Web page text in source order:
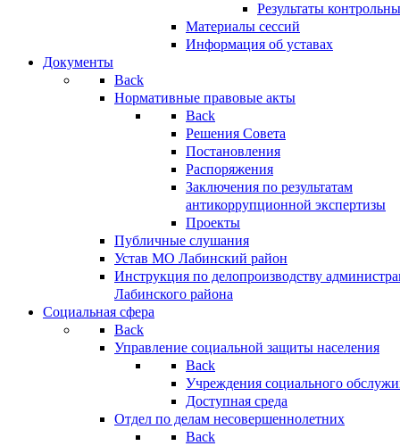
Результаты
Материалы сессий
Информация об уставах
Документы
Back
Нормативные правовые акты
Back
Решения Совета
Постановления
Распоряжения
Заключения по результатам
антикоррупционной экспертизы
Проекты
Публичные слушания
Устав МО Лабинский район
Инструкция по делопроизводству
Лабинского района
Социальная сфера
Back
Управление социальной защиты населения
Back
Учреждения социального
Доступная среда
Отдел по делам несовершеннолетних
Back